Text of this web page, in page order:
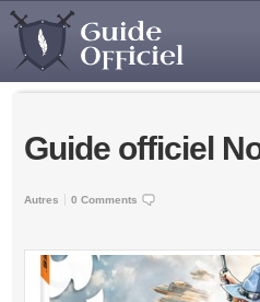
Guide officiel
Autres 0 Comments